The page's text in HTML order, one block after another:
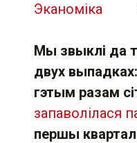
Эканоміка
Мы звыклі да
двух
гэтым разам
запаволілася
першы